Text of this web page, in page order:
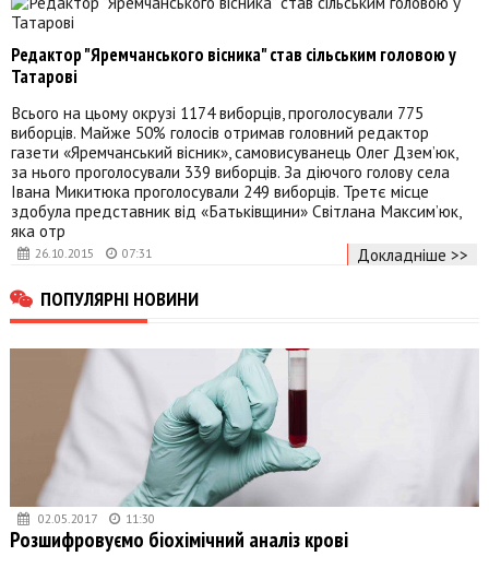
26.10.2015 07:31
Редактор "Яремчанського вісника" став сільським головою у
Татарові
Всього на цьому окрузі 1174 виборців, проголосували 775
виборців. Майже 50% голосів отримав головний редактор
газети «Яремчанський вісник», самовисуванець Олег Дзем’юк,
за нього проголосували 339 виборців. За діючого голову села
Івана Микитюка проголосували 249 виборців. Третє місце
здобула представник від «Батьківщини» Світлана Максим’юк,
яка отр
Докладніше >>
ПОПУЛЯРНІ НОВИНИ
02.05.2017 11:30
Розшифровуємо біохімічний аналіз крові